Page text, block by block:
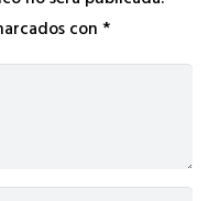
con*